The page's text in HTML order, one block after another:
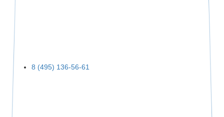
8 (495) 136-56-61